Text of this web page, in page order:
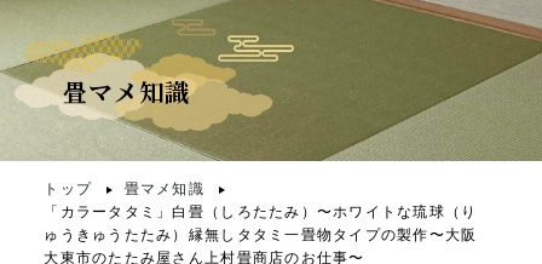
畳マメ知識
トップ
畳マメ知識
「カラータタミ」白畳（しろたたみ）〜ホワイトな琉球（り
ゅうきゅうたたみ）縁無しタタミ一畳物タイプの製作〜大阪
大東市のたたみ屋さん上村畳商店のお仕事〜